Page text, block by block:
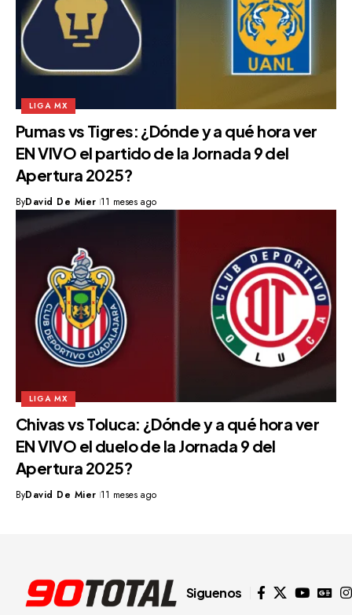
LIGA MX
Pumas vs Tigres: ¿Dónde y a qué hora ver
EN VIVO el partido de la Jornada 9 del
Apertura 2025?
ByDavid De Mier 11 meses ago
LIGA MX
Chivas vs Toluca: ¿Dónde y a qué hora ver
EN VIVO el duelo de la Jornada 9 del
Apertura 2025?
ByDavid De Mier 11 meses ago
Siguenos